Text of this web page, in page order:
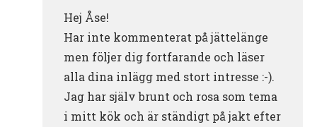
Hej Åse!
Har inte kommenterat på jättelänge
men följer dig fortfarande och läser
alla dina inlägg med stort intresse :-).
Jag har själv brunt och rosa som tema
i mitt kök och är ständigt på jakt efter